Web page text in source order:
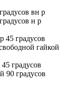
вн р
н р
45 градусов
гайкой
градусов
90 градусов